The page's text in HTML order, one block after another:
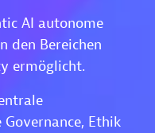
AI autonome
den Bereichen
ermöglicht.
Ethik